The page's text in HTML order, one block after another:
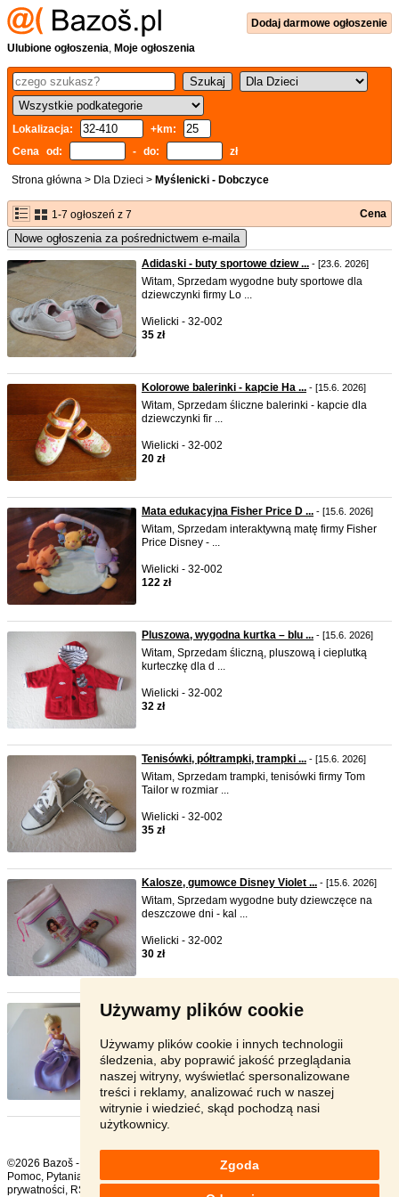
Używamy plików cookie
Używamy plików cookie i innych technologii
śledzenia, aby poprawić jakość przeglądania
naszej witryny, wyświetlać spersonalizowane
treści i reklamy, analizować ruch w naszej
witrynie i wiedzieć, skąd pochodzą nasi
użytkownicy.
Zgoda
Dodaj darmowe ogłoszenie
Ulubione ogłoszenia, Moje ogłoszenia
Lokalizacja:
+km:
Cena od:
- do: zł
Strona główna > Dla Dzieci > Myślenicki - Dobczyce
1-7 ogłoszeń z 7 Cena
Nowe ogłoszenia za pośrednictwem e-maila
Adidaski - buty sportowe dziew ... - [23.6. 2026]
Witam, Sprzedam wygodne buty sportowe dla
dziewczynki firmy Lo ...
Wielicki - 32-002
35 zł
Kolorowe balerinki - kapcie Ha ... - [15.6. 2026]
Witam, Sprzedam śliczne balerinki - kapcie dla
dziewczynki fir ...
Wielicki - 32-002
20 zł
Mata edukacyjna Fisher Price D ... - [15.6. 2026]
Witam, Sprzedam interaktywną matę firmy Fisher
Price Disney - ...
Wielicki - 32-002
122 zł
Pluszowa, wygodna kurtka – blu ... - [15.6. 2026]
Witam, Sprzedam śliczną, pluszową i cieplutką
kurteczkę dla d ...
Wielicki - 32-002
32 zł
Tenisówki, półtrampki, trampki ... - [15.6. 2026]
Witam, Sprzedam trampki, tenisówki firmy Tom
Tailor w rozmiar ...
Wielicki - 32-002
35 zł
Kalosze, gumowce Disney Violet ... - [15.6. 2026]
Witam, Sprzedam wygodne buty dziewczęce na
deszczowe dni - kal ...
Wielicki - 32-002
30 zł
Lalki typu Barbie księżniczki- [15.6. 2026]
księżniczek ...
Wielicki - 32-002
15 zł
©2026 Bazoš -
Pomoc, Pytania Komentarze
prywatności, RSS